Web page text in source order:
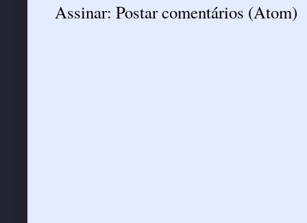
Assinar: Postar comentários (Atom)